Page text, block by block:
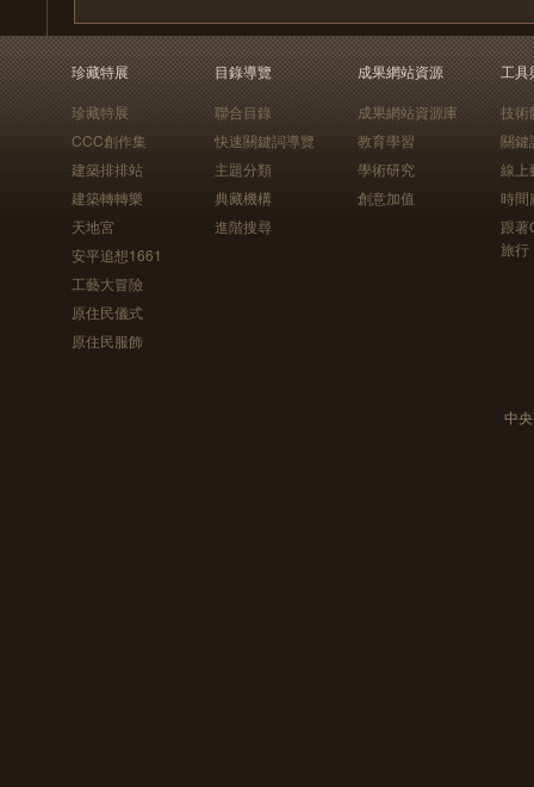
珍藏特展
珍藏特展
CCC創作集
建築排排站
建築轉轉樂
天地宮
安平追想1661
工藝大冒險
原住民儀式
原住民服飾
目錄導覽
聯合目錄
快速關鍵詞導覽
主題分類
典藏機構
進階搜尋
成果網站資源
成果網站資源庫
教育學習
學術研究
創意加值
工具
技術
關鍵
線上
時間
跟
旅行
中